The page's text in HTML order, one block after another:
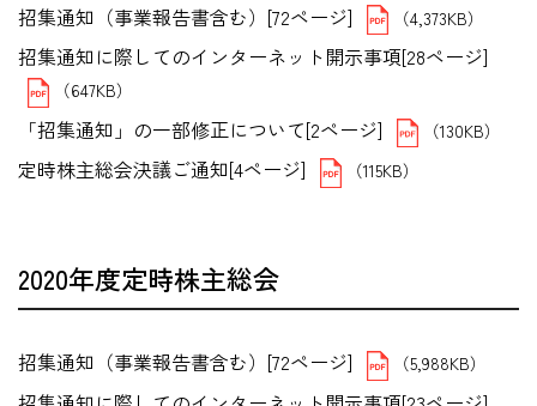
招集通知（事業報告書含む）[72ページ] （4,373KB）
招集通知に際してのインターネット開示事項[28ページ]
（647KB）
「招集通知」の一部修正について[2ページ] （130KB）
定時株主総会決議ご通知[4ページ] （115KB）
2020年度定時株主総会
招集通知（事業報告書含む）[72ページ] （5,988KB）